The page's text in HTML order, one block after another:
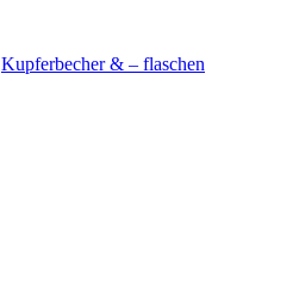
Kupferbecher & – flaschen